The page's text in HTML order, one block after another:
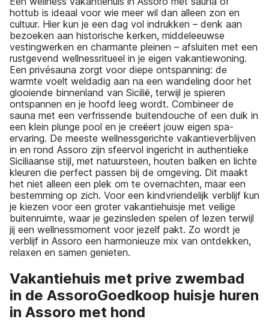
hottub is ideaal voor wie meer wil dan alleen zon en
cultuur. Hier kun je een dag vol indrukken – denk aan
bezoeken aan historische kerken, middeleeuwse
vestingwerken en charmante pleinen – afsluiten met een
rustgevend wellnessritueel in je eigen vakantiewoning.
Een privésauna zorgt voor diepe ontspanning: de
warmte voelt weldadig aan na een wandeling door het
glooiende binnenland van Sicilië, terwijl je spieren
ontspannen en je hoofd leeg wordt. Combineer de
sauna met een verfrissende buitendouche of een duik in
een klein plunge pool en je creëert jouw eigen spa-
ervaring. De meeste wellnessgerichte vakantieverblijven
in en rond Assoro zijn sfeervol ingericht in authentieke
Siciliaanse stijl, met natuursteen, houten balken en lichte
kleuren die perfect passen bij de omgeving. Dit maakt
het niet alleen een plek om te overnachten, maar een
bestemming op zich. Voor een kindvriendelijk verblijf kun
je kiezen voor een groter vakantiehuisje met veilige
buitenruimte, waar je gezinsleden spelen of lezen terwijl
jij een wellnessmoment voor jezelf pakt. Zo wordt je
verblijf in Assoro een harmonieuze mix van ontdekken,
relaxen en samen genieten.
Vakantiehuis met prive zwembad
in de AssoroGoedkoop huisje huren
in Assoro met hond